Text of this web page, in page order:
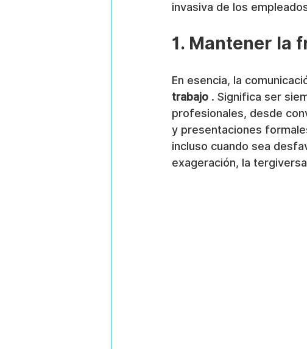
invasiva de los
1. Mantener la
En esencia, la
trabajo . Significa ser
profesionales, desde
y presentaciones
incluso cuando sea
exageración, la